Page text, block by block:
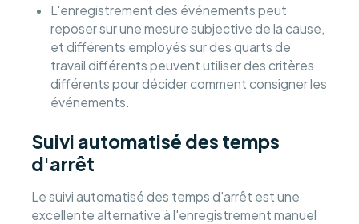
L'enregistrement des événements peut
reposer sur une mesure subjective de la cause,
et différents employés sur des quarts de
travail différents peuvent utiliser des critères
différents pour décider comment consigner les
événements.
Suivi automatisé des temps
d'arrêt
Le suivi automatisé des temps d'arrêt est une
excellente alternative à l'enregistrement manuel